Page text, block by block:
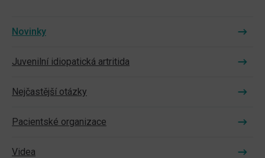
Novinky
Juvenilní idiopatická artritida
Nejčastější otázky
Pacientské organizace
Videa